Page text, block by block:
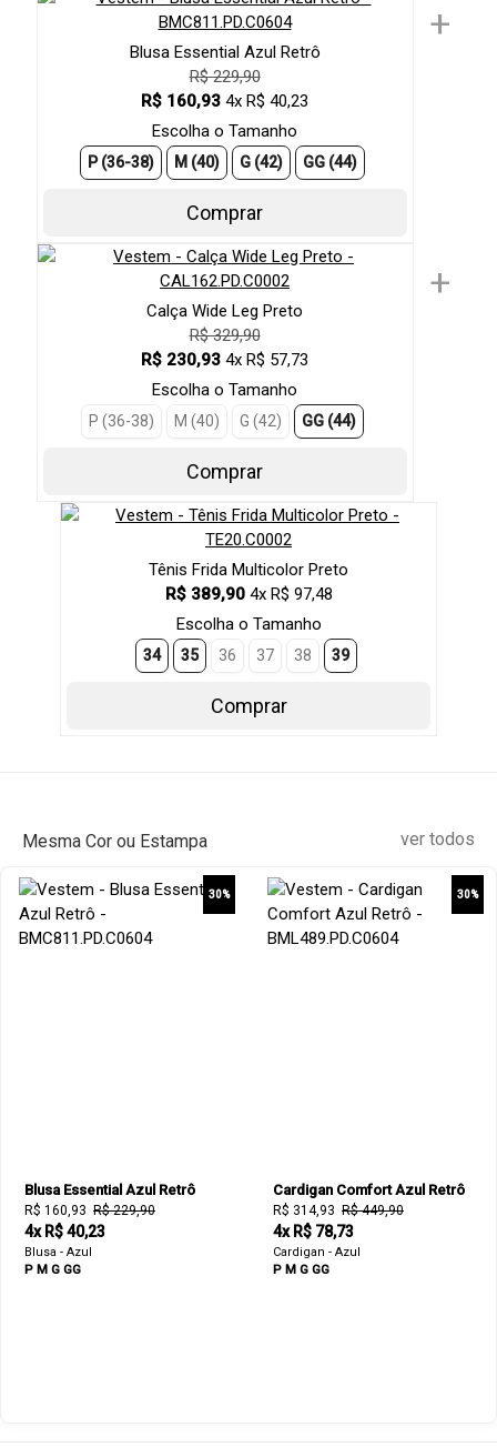
Blusa Essential Azul Retrô
R$ 229,90
R$ 160,93 4x R$ 40,23
Escolha o Tamanho
P (36-38) M (40) G (42) GG (44)
Comprar
+
Calça Wide Leg Preto
R$ 329,90
R$ 230,93 4x R$ 57,73
Escolha o Tamanho
P (36-38) M (40) G (42) GG (44)
Comprar
+
Tênis Frida Multicolor Preto
R$ 389,90 4x R$ 97,48
Escolha o Tamanho
34 35 36 37 38 39
Comprar
Mesma Cor ou Estampa ver todos
30%
Blusa Essential Azul Retrô
R$ 160,93 R$ 229,90
4x R$ 40,23
Blusa - Azul
P M G GG
30%
Cardigan Comfort Azul Retrô
R$ 314,93 R$ 449,90
4x R$ 78,73
Cardigan - Azul
P M G GG